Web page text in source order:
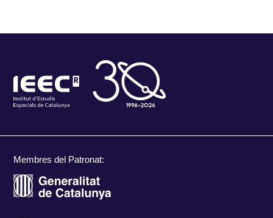
Membres del Patronat: